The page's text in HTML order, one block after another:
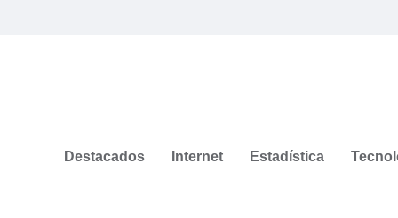
Destacados Internet Estadística